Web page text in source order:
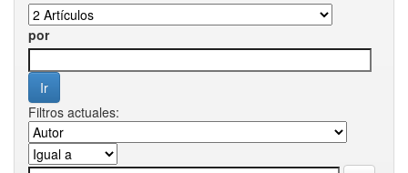
por
Filtros actuales: